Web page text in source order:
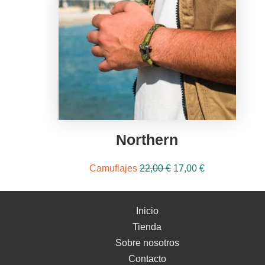
Northern
Camuflajes22,00€ El
17,00€El
Inicio
Tienda
Sobre nosotros
Contacto